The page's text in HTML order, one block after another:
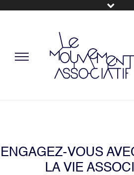
ENGAGEZ-VOUS
LA VIE